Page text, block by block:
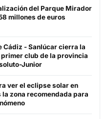
del Parque Mirador
millones de euros
Cádiz - Sanlúcar cierra la
club de la provincia
Junior
ver el eclipse solar en
zona recomendada para